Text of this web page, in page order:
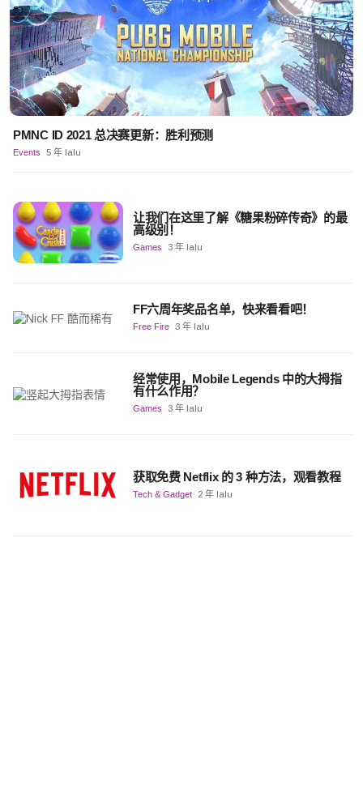
PMNC ID 2021 总决赛更新：胜利预测
Events 5 年 lalu
让我们在这里了解《糖果粉碎传奇》的最
高级别！
Games 3 年 lalu
FF六周年奖品名单，快来看看吧！
Free Fire 3 年 lalu
经常使用，Mobile Legends 中的大拇指
有什么作用？
Games 3 年 lalu
获取免费 Netflix 的 3 种方法，观看教程
Tech & Gadget 2 年 lalu